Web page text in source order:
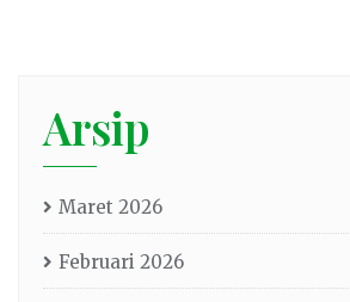
Arsip
Maret 2026
Februari 2026